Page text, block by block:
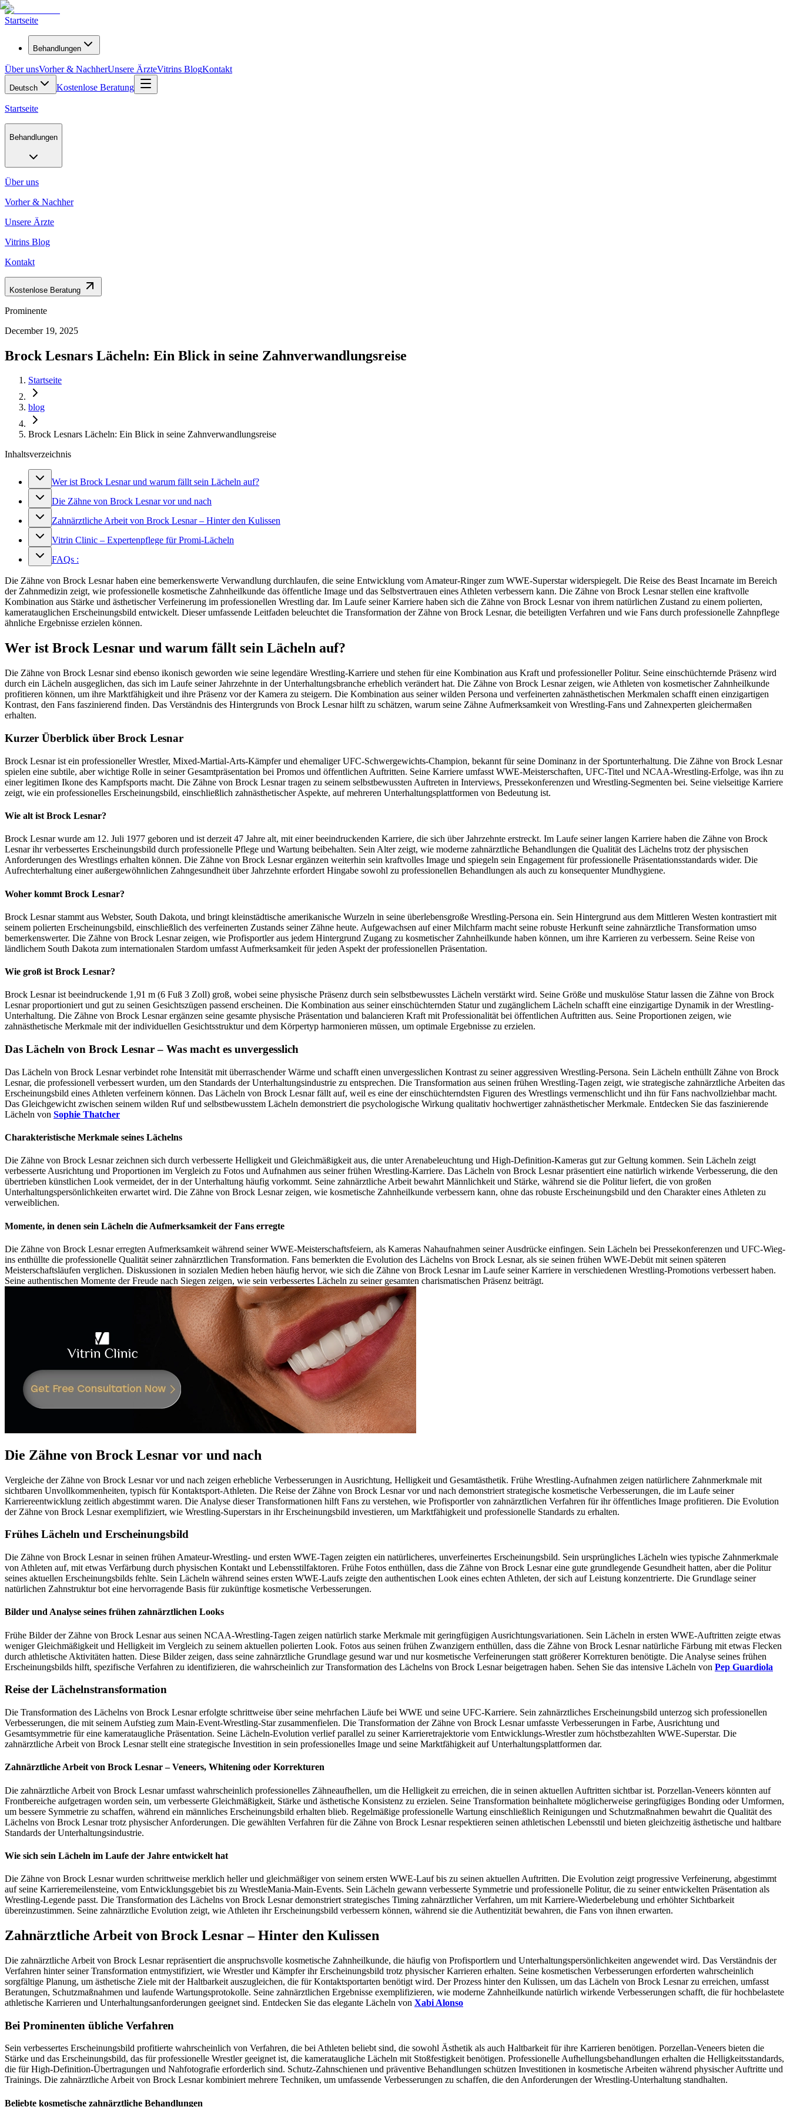
Startseite
Behandlungen
Über unsVorher & NachherUnsere ÄrzteVitrins BlogKontakt
Deutsch Kostenlose Beratung
Startseite
Behandlungen
Über uns
Vorher & Nachher
Unsere Ärzte
Vitrins Blog
Kontakt
Kostenlose Beratung
Prominente
December 19, 2025
Brock Lesnars Lächeln: Ein Blick in seine Zahnverwandlungsreise
Startseite
blog
Brock Lesnars Lächeln: Ein Blick in seine Zahnverwandlungsreise
Inhaltsverzeichnis
Wer ist Brock Lesnar und warum fällt sein Lächeln auf?
Die Zähne von Brock Lesnar vor und nach
Zahnärztliche Arbeit von Brock Lesnar – Hinter den Kulissen
Vitrin Clinic – Expertenpflege für Promi-Lächeln
FAQs :
Die Zähne von Brock Lesnar haben eine bemerkenswerte Verwandlung durchlaufen, die seine Entwicklung vom Amateur-Ringer zum WWE-Superstar widerspiegelt. Die Reise des Beast Incarnate im Bereich
der Zahnmedizin zeigt, wie professionelle kosmetische Zahnheilkunde das öffentliche Image und das Selbstvertrauen eines Athleten verbessern kann. Die Zähne von Brock Lesnar stellen eine kraftvolle
Kombination aus Stärke und ästhetischer Verfeinerung im professionellen Wrestling dar. Im Laufe seiner Karriere haben sich die Zähne von Brock Lesnar von ihrem natürlichen Zustand zu einem polierten,
kameratauglichen Erscheinungsbild entwickelt. Dieser umfassende Leitfaden beleuchtet die Transformation der Zähne von Brock Lesnar, die beteiligten Verfahren und wie Fans durch professionelle Zahnpflege
ähnliche Ergebnisse erzielen können.
Wer ist Brock Lesnar und warum fällt sein Lächeln auf?
Die Zähne von Brock Lesnar sind ebenso ikonisch geworden wie seine legendäre Wrestling-Karriere und stehen für eine Kombination aus Kraft und professioneller Politur. Seine einschüchternde Präsenz wird
durch ein Lächeln ausgeglichen, das sich im Laufe seiner Jahrzehnte in der Unterhaltungsbranche erheblich verändert hat. Die Zähne von Brock Lesnar zeigen, wie Athleten von kosmetischer Zahnheilkunde
profitieren können, um ihre Marktfähigkeit und ihre Präsenz vor der Kamera zu steigern. Die Kombination aus seiner wilden Persona und verfeinerten zahnästhetischen Merkmalen schafft einen einzigartigen
Kontrast, den Fans faszinierend finden. Das Verständnis des Hintergrunds von Brock Lesnar hilft zu schätzen, warum seine Zähne Aufmerksamkeit von Wrestling-Fans und Zahnexperten gleichermaßen
erhalten.
Kurzer Überblick über Brock Lesnar
Brock Lesnar ist ein professioneller Wrestler, Mixed-Martial-Arts-Kämpfer und ehemaliger UFC-Schwergewichts-Champion, bekannt für seine Dominanz in der Sportunterhaltung. Die Zähne von Brock Lesnar
spielen eine subtile, aber wichtige Rolle in seiner Gesamtpräsentation bei Promos und öffentlichen Auftritten. Seine Karriere umfasst WWE-Meisterschaften, UFC-Titel und NCAA-Wrestling-Erfolge, was ihn zu
einer legitimen Ikone des Kampfsports macht. Die Zähne von Brock Lesnar tragen zu seinem selbstbewussten Auftreten in Interviews, Pressekonferenzen und Wrestling-Segmenten bei. Seine vielseitige Karriere
zeigt, wie ein professionelles Erscheinungsbild, einschließlich zahnästhetischer Aspekte, auf mehreren Unterhaltungsplattformen von Bedeutung ist.
Wie alt ist Brock Lesnar?
Brock Lesnar wurde am 12. Juli 1977 geboren und ist derzeit 47 Jahre alt, mit einer beeindruckenden Karriere, die sich über Jahrzehnte erstreckt. Im Laufe seiner langen Karriere haben die Zähne von Brock
Lesnar ihr verbessertes Erscheinungsbild durch professionelle Pflege und Wartung beibehalten. Sein Alter zeigt, wie moderne zahnärztliche Behandlungen die Qualität des Lächelns trotz der physischen
Anforderungen des Wrestlings erhalten können. Die Zähne von Brock Lesnar ergänzen weiterhin sein kraftvolles Image und spiegeln sein Engagement für professionelle Präsentationsstandards wider. Die
Aufrechterhaltung einer außergewöhnlichen Zahngesundheit über Jahrzehnte erfordert Hingabe sowohl zu professionellen Behandlungen als auch zu konsequenter Mundhygiene.
Woher kommt Brock Lesnar?
Brock Lesnar stammt aus Webster, South Dakota, und bringt kleinstädtische amerikanische Wurzeln in seine überlebensgroße Wrestling-Persona ein. Sein Hintergrund aus dem Mittleren Westen kontrastiert mit
seinem polierten Erscheinungsbild, einschließlich des verfeinerten Zustands seiner Zähne heute. Aufgewachsen auf einer Milchfarm macht seine robuste Herkunft seine zahnärztliche Transformation umso
bemerkenswerter. Die Zähne von Brock Lesnar zeigen, wie Profisportler aus jedem Hintergrund Zugang zu kosmetischer Zahnheilkunde haben können, um ihre Karrieren zu verbessern. Seine Reise von
ländlichem South Dakota zum internationalen Stardom umfasst Aufmerksamkeit für jeden Aspekt der professionellen Präsentation.
Wie groß ist Brock Lesnar?
Brock Lesnar ist beeindruckende 1,91 m (6 Fuß 3 Zoll) groß, wobei seine physische Präsenz durch sein selbstbewusstes Lächeln verstärkt wird. Seine Größe und muskulöse Statur lassen die Zähne von Brock
Lesnar proportioniert und gut zu seinen Gesichtszügen passend erscheinen. Die Kombination aus seiner einschüchternden Statur und zugänglichem Lächeln schafft eine einzigartige Dynamik in der Wrestling-
Unterhaltung. Die Zähne von Brock Lesnar ergänzen seine gesamte physische Präsentation und balancieren Kraft mit Professionalität bei öffentlichen Auftritten aus. Seine Proportionen zeigen, wie
zahnästhetische Merkmale mit der individuellen Gesichtsstruktur und dem Körpertyp harmonieren müssen, um optimale Ergebnisse zu erzielen.
Das Lächeln von Brock Lesnar – Was macht es unvergesslich
Das Lächeln von Brock Lesnar verbindet rohe Intensität mit überraschender Wärme und schafft einen unvergesslichen Kontrast zu seiner aggressiven Wrestling-Persona. Sein Lächeln enthüllt Zähne von Brock
Lesnar, die professionell verbessert wurden, um den Standards der Unterhaltungsindustrie zu entsprechen. Die Transformation aus seinen frühen Wrestling-Tagen zeigt, wie strategische zahnärztliche Arbeiten das
Erscheinungsbild eines Athleten verfeinern können. Das Lächeln von Brock Lesnar fällt auf, weil es eine der einschüchterndsten Figuren des Wrestlings vermenschlicht und ihn für Fans nachvollziehbar macht.
Das Gleichgewicht zwischen seinem wilden Ruf und selbstbewusstem Lächeln demonstriert die psychologische Wirkung qualitativ hochwertiger zahnästhetischer Merkmale. Entdecken Sie das faszinierende
Lächeln von Sophie Thatcher
Charakteristische Merkmale seines Lächelns
Die Zähne von Brock Lesnar zeichnen sich durch verbesserte Helligkeit und Gleichmäßigkeit aus, die unter Arenabeleuchtung und High-Definition-Kameras gut zur Geltung kommen. Sein Lächeln zeigt
verbesserte Ausrichtung und Proportionen im Vergleich zu Fotos und Aufnahmen aus seiner frühen Wrestling-Karriere. Das Lächeln von Brock Lesnar präsentiert eine natürlich wirkende Verbesserung, die den
übertrieben künstlichen Look vermeidet, der in der Unterhaltung häufig vorkommt. Seine zahnärztliche Arbeit bewahrt Männlichkeit und Stärke, während sie die Politur liefert, die von großen
Unterhaltungspersönlichkeiten erwartet wird. Die Zähne von Brock Lesnar zeigen, wie kosmetische Zahnheilkunde verbessern kann, ohne das robuste Erscheinungsbild und den Charakter eines Athleten zu
verweiblichen.
Momente, in denen sein Lächeln die Aufmerksamkeit der Fans erregte
Die Zähne von Brock Lesnar erregten Aufmerksamkeit während seiner WWE-Meisterschaftsfeiern, als Kameras Nahaufnahmen seiner Ausdrücke einfingen. Sein Lächeln bei Pressekonferenzen und UFC-Wieg-
ins enthüllte die professionelle Qualität seiner zahnärztlichen Transformation. Fans bemerkten die Evolution des Lächelns von Brock Lesnar, als sie seinen frühen WWE-Debüt mit seinen späteren
Meisterschaftsläufen verglichen. Diskussionen in sozialen Medien heben häufig hervor, wie sich die Zähne von Brock Lesnar im Laufe seiner Karriere in verschiedenen Wrestling-Promotions verbessert haben.
Seine authentischen Momente der Freude nach Siegen zeigen, wie sein verbessertes Lächeln zu seiner gesamten charismatischen Präsenz beiträgt.
Die Zähne von Brock Lesnar vor und nach
Vergleiche der Zähne von Brock Lesnar vor und nach zeigen erhebliche Verbesserungen in Ausrichtung, Helligkeit und Gesamtästhetik. Frühe Wrestling-Aufnahmen zeigen natürlichere Zahnmerkmale mit
sichtbaren Unvollkommenheiten, typisch für Kontaktsport-Athleten. Die Reise der Zähne von Brock Lesnar vor und nach demonstriert strategische kosmetische Verbesserungen, die im Laufe seiner
Karriereentwicklung zeitlich abgestimmt waren. Die Analyse dieser Transformationen hilft Fans zu verstehen, wie Profisportler von zahnärztlichen Verfahren für ihr öffentliches Image profitieren. Die Evolution
der Zähne von Brock Lesnar exemplifiziert, wie Wrestling-Superstars in ihr Erscheinungsbild investieren, um Marktfähigkeit und professionelle Standards zu erhalten.
Frühes Lächeln und Erscheinungsbild
Die Zähne von Brock Lesnar in seinen frühen Amateur-Wrestling- und ersten WWE-Tagen zeigten ein natürlicheres, unverfeinertes Erscheinungsbild. Sein ursprüngliches Lächeln wies typische Zahnmerkmale
von Athleten auf, mit etwas Verfärbung durch physischen Kontakt und Lebensstilfaktoren. Frühe Fotos enthüllen, dass die Zähne von Brock Lesnar eine gute grundlegende Gesundheit hatten, aber die Politur
seines aktuellen Erscheinungsbilds fehlte. Sein Lächeln während seines ersten WWE-Laufs zeigte den authentischen Look eines echten Athleten, der sich auf Leistung konzentrierte. Die Grundlage seiner
natürlichen Zahnstruktur bot eine hervorragende Basis für zukünftige kosmetische Verbesserungen.
Bilder und Analyse seines frühen zahnärztlichen Looks
Frühe Bilder der Zähne von Brock Lesnar aus seinen NCAA-Wrestling-Tagen zeigen natürlich starke Merkmale mit geringfügigen Ausrichtungsvariationen. Sein Lächeln in ersten WWE-Auftritten zeigte etwas
weniger Gleichmäßigkeit und Helligkeit im Vergleich zu seinem aktuellen polierten Look. Fotos aus seinen frühen Zwanzigern enthüllen, dass die Zähne von Brock Lesnar natürliche Färbung mit etwas Flecken
durch athletische Aktivitäten hatten. Diese Bilder zeigen, dass seine zahnärztliche Grundlage gesund war und nur kosmetische Verfeinerungen statt größerer Korrekturen benötigte. Die Analyse seines frühen
Erscheinungsbilds hilft, spezifische Verfahren zu identifizieren, die wahrscheinlich zur Transformation des Lächelns von Brock Lesnar beigetragen haben. Sehen Sie das intensive Lächeln von Pep Guardiola
Reise der Lächelnstransformation
Die Transformation des Lächelns von Brock Lesnar erfolgte schrittweise über seine mehrfachen Läufe bei WWE und seine UFC-Karriere. Sein zahnärztliches Erscheinungsbild unterzog sich professionellen
Verbesserungen, die mit seinem Aufstieg zum Main-Event-Wrestling-Star zusammenfielen. Die Transformation der Zähne von Brock Lesnar umfasste Verbesserungen in Farbe, Ausrichtung und
Gesamtsymmetrie für eine kamerataugliche Präsentation. Seine Lächeln-Evolution verlief parallel zu seiner Karrieretrajektorie vom Entwicklungs-Wrestler zum höchstbezahlten WWE-Superstar. Die
zahnärztliche Arbeit von Brock Lesnar stellt eine strategische Investition in sein professionelles Image und seine Marktfähigkeit auf Unterhaltungsplattformen dar.
Zahnärztliche Arbeit von Brock Lesnar – Veneers, Whitening oder Korrekturen
Die zahnärztliche Arbeit von Brock Lesnar umfasst wahrscheinlich professionelles Zähneaufhellen, um die Helligkeit zu erreichen, die in seinen aktuellen Auftritten sichtbar ist. Porzellan-Veneers könnten auf
Frontbereiche aufgetragen worden sein, um verbesserte Gleichmäßigkeit, Stärke und ästhetische Konsistenz zu erzielen. Seine Transformation beinhaltete möglicherweise geringfügiges Bonding oder Umformen,
um bessere Symmetrie zu schaffen, während ein männliches Erscheinungsbild erhalten blieb. Regelmäßige professionelle Wartung einschließlich Reinigungen und Schutzmaßnahmen bewahrt die Qualität des
Lächelns von Brock Lesnar trotz physischer Anforderungen. Die gewählten Verfahren für die Zähne von Brock Lesnar respektieren seinen athletischen Lebensstil und bieten gleichzeitig ästhetische und haltbare
Standards der Unterhaltungsindustrie.
Wie sich sein Lächeln im Laufe der Jahre entwickelt hat
Die Zähne von Brock Lesnar wurden schrittweise merklich heller und gleichmäßiger von seinem ersten WWE-Lauf bis zu seinen aktuellen Auftritten. Die Evolution zeigt progressive Verfeinerung, abgestimmt
auf seine Karrieremeilensteine, vom Entwicklungsgebiet bis zu WrestleMania-Main-Events. Sein Lächeln gewann verbesserte Symmetrie und professionelle Politur, die zu seiner entwickelten Präsentation als
Wrestling-Legende passt. Die Transformation des Lächelns von Brock Lesnar demonstriert strategisches Timing zahnärztlicher Verfahren, um mit Karriere-Wiederbelebung und erhöhter Sichtbarkeit
übereinzustimmen. Seine zahnärztliche Evolution zeigt, wie Athleten ihr Erscheinungsbild verbessern können, während sie die Authentizität bewahren, die Fans von ihnen erwarten.
Zahnärztliche Arbeit von Brock Lesnar – Hinter den Kulissen
Die zahnärztliche Arbeit von Brock Lesnar repräsentiert die anspruchsvolle kosmetische Zahnheilkunde, die häufig von Profisportlern und Unterhaltungspersönlichkeiten angewendet wird. Das Verständnis der
Verfahren hinter seiner Transformation entmystifiziert, wie Wrestler und Kämpfer ihr Erscheinungsbild trotz physischer Karrieren erhalten. Seine kosmetischen Verbesserungen erforderten wahrscheinlich
sorgfältige Planung, um ästhetische Ziele mit der Haltbarkeit auszugleichen, die für Kontaktsportarten benötigt wird. Der Prozess hinter den Kulissen, um das Lächeln von Brock Lesnar zu erreichen, umfasst
Beratungen, Schutzmaßnahmen und laufende Wartungsprotokolle. Seine zahnärztlichen Ergebnisse exemplifizieren, wie moderne Zahnheilkunde natürlich wirkende Verbesserungen schafft, die für hochbelastete
athletische Karrieren und Unterhaltungsanforderungen geeignet sind. Entdecken Sie das elegante Lächeln von Xabi Alonso
Bei Prominenten übliche Verfahren
Sein verbessertes Erscheinungsbild profitierte wahrscheinlich von Verfahren, die bei Athleten beliebt sind, die sowohl Ästhetik als auch Haltbarkeit für ihre Karrieren benötigen. Porzellan-Veneers bieten die
Stärke und das Erscheinungsbild, das für professionelle Wrestler geeignet ist, die kamerataugliche Lächeln mit Stoßfestigkeit benötigen. Professionelle Aufhellungsbehandlungen erhalten die Helligkeitsstandards,
die für High-Definition-Übertragungen und Nahfotografie erforderlich sind. Schutz-Zahnschienen und präventive Behandlungen schützen Investitionen in kosmetische Arbeiten während physischer Auftritte und
Trainings. Die zahnärztliche Arbeit von Brock Lesnar kombiniert mehrere Techniken, um umfassende Verbesserungen zu schaffen, die den Anforderungen der Wrestling-Unterhaltung standhalten.
Beliebte kosmetische zahnärztliche Behandlungen